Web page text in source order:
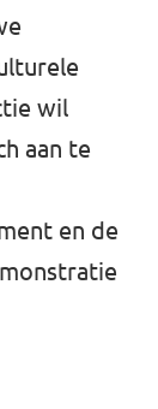
wil
aan te
en de